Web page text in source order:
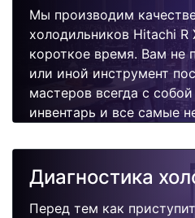
Мы производим
холодильников Hitachi R
короткое время. Вам не
или иной инструмент
мастеров всегда с
инвентарь и все самые
быстро, качественно и
Диагностика
Перед тем как